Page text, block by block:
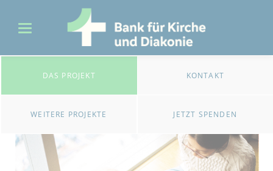
DAS PROJEKT KONTAKT
WEITERE PROJEKTE JETZT SPENDEN